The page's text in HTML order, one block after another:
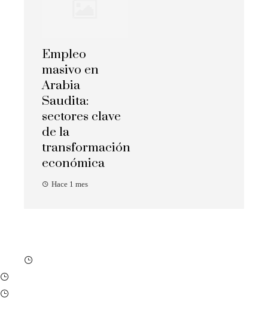
Empleo
masivo en
Arabia
Saudita:
sectores clave
de la
transformación
económica
Hace 1 mes